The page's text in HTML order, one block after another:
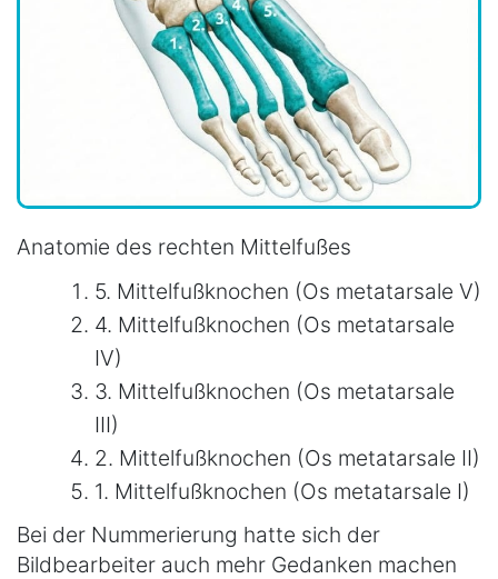
Anatomie des rechten Mittelfußes
5. Mittelfußknochen (Os metatarsale V)
4. Mittelfußknochen (Os metatarsale
IV)
3. Mittelfußknochen (Os metatarsale
III)
2. Mittelfußknochen (Os metatarsale II)
1. Mittelfußknochen (Os metatarsale I)
Bei der Nummerierung hatte sich der
Bildbearbeiter auch mehr Gedanken machen